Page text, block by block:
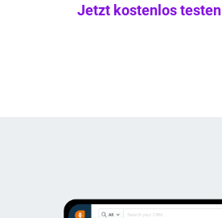
Jetzt kostenlos testen